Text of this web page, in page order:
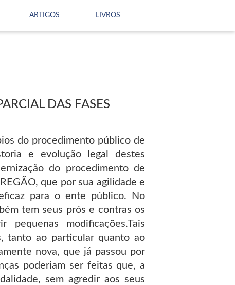
ARTIGOS LIVROS
DAS FASES
do procedimento público de
e evolução legal destes
do procedimento de
que por sua agilidade e
para o ente público. No
tem seus prós e contras os
modificações.Tais
tanto ao particular quanto ao
nova, que já passou por
poderiam ser feitas que, a
sem agredir aos seus